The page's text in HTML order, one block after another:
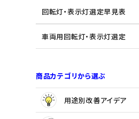
person
用途別改善アイデア
積層信号灯
回転灯
回転灯・表示灯選定早見表
車両用回転灯・表示灯選定
商品カテゴリから選ぶ
用途別改善アイデア